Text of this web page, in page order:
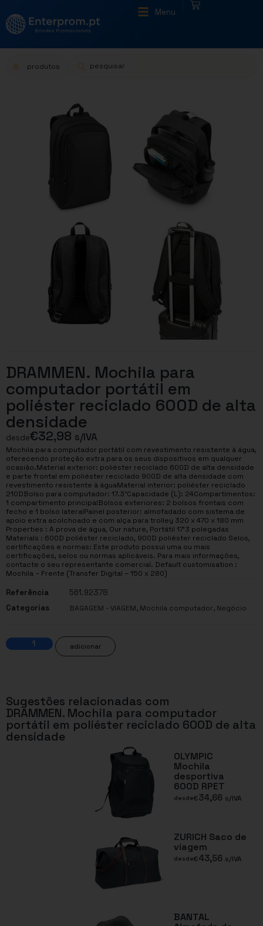
Menu
produtos
DRAMMEN. Mochila para
computador portátil em
poliéster reciclado 600D de alta
densidade
desde€32,98 s/IVA
Mochila para computador portátil com revestimento resistente à água,
oferecendo proteção extra para os seus dispositivos em qualquer
ocasião.Material exterior: poliéster reciclado 600D de alta densidade
e parte frontal em poliéster reciclado 900D de alta densidade com
revestimento resistente à águaMaterial interior: poliéster reciclado
210DBolso para computador: 17.3″Capacidade (L): 24Compartimentos:
1 compartimento principalBolsos exteriores: 2 bolsos frontais com
fecho e 1 bolso lateralPainel posterior: almofadado com sistema de
apoio extra acolchoado e com alça para trolley 320 x 470 x 180 mm
Properties : À prova de água, Our nature, Portátil 17’3 polegadas
Materials : 600D poliéster reciclado, 900D poliéster reciclado Selos,
certificações e normas: Este produto possui uma ou mais
certificações, selos ou normas aplicáveis. Para mais informações,
contacte o seu representante comercial. Default customisation :
Mochila – Frente (Transfer Digital – 150 x 280)
Referência
561.92378
Categorias
BAGAGEM - VIAGEM, Mochila computador, Negócio
adicionar
Sugestões relacionadas com
DRAMMEN. Mochila para computador
portátil em poliéster reciclado 600D de alta
densidade
OLYMPIC
Mochila
desportiva
600D RPET
desde€34,66 s/IVA
ZURICH Saco de
viagem
desde€43,56 s/IVA
BANTAL